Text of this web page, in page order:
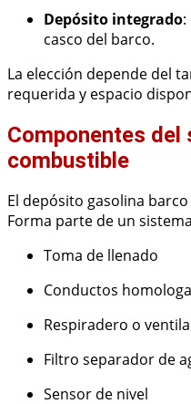
Depósito integrado
casco del barco.
La elección depende del
requerida y espacio
Componentes del
combustible
El depósito gasolina
Forma parte de un
Toma de llenado
Conductos
Respiradero o
Filtro separador de
Sensor de nivel